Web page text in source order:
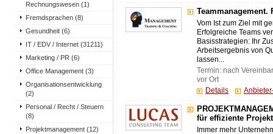
Rechnungswesen (1)
Fremdsprachen (8)
Gesundheit (6)
IT / EDV / Internet (31211)
Marketing / PR (6)
Office Management (3)
Organisationsentwicklung
(2)
Personal / Recht / Steuern
(8)
Projektmanagement (12)
Teammanagement.
Vom Ist zum Ziel mit
Erfolgreiche Teams
Basisstrategien: Ihr
Arbeitsergebnis von
lassen...
Termin: nach
vor Ort
Details
für effiziente
Immer mehr